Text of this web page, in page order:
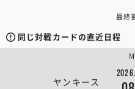
最終
同じ対戦カードの直近日程
ヤンキース